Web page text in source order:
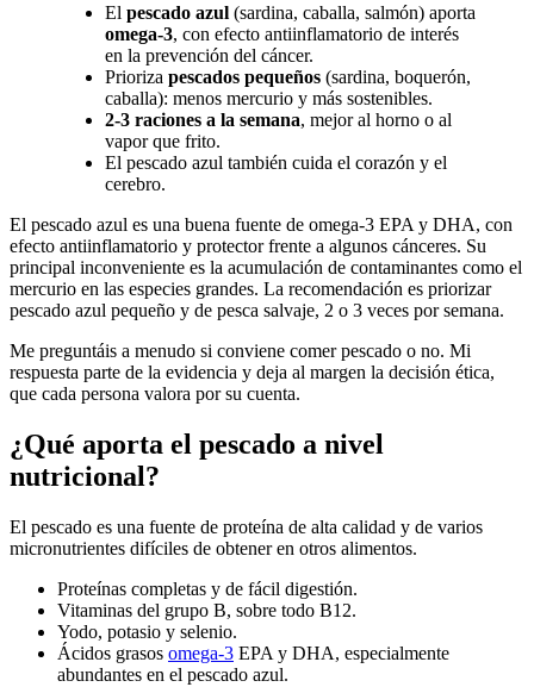
El pescado azul (sardina, caballa, salmón) aporta
omega-3, con efecto antiinflamatorio de interés
en la prevención del cáncer.
Prioriza pescados pequeños (sardina, boquerón,
caballa): menos mercurio y más sostenibles.
2-3 raciones a la semana, mejor al horno o al
vapor que frito.
El pescado azul también cuida el corazón y el
cerebro.
El pescado azul es una buena fuente de omega-3 EPA y DHA, con
efecto antiinflamatorio y protector frente a algunos cánceres. Su
principal inconveniente es la acumulación de contaminantes como el
mercurio en las especies grandes. La recomendación es priorizar
pescado azul pequeño y de pesca salvaje, 2 o 3 veces por semana.
Me preguntáis a menudo si conviene comer pescado o no. Mi
respuesta parte de la evidencia y deja al margen la decisión ética,
que cada persona valora por su cuenta.
¿Qué aporta el pescado a nivel
nutricional?
El pescado es una fuente de proteína de alta calidad y de varios
micronutrientes difíciles de obtener en otros alimentos.
Proteínas completas y de fácil digestión.
Vitaminas del grupo B, sobre todo B12.
Yodo, potasio y selenio.
Ácidos grasos omega-3 EPA y DHA, especialmente
abundantes en el pescado azul.